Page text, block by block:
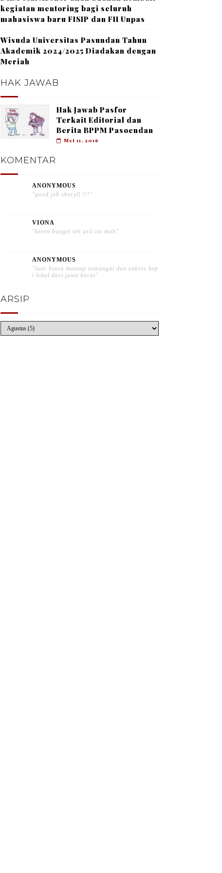
kegiatan mentoring bagi seluruh
mahasiswa baru FISIP dan FH Unpas
Wisuda Universitas Pasundan Tahun
Akademik 2024/2025 Diadakan dengan
Meriah
HAK JAWAB
Hak Jawab Pasfor
Terkait Editorial dan
Berita BPPM Pasoendan
Mei 11, 2016
KOMENTAR
ANONYMOUS
"good job sheryll !!!"
VIONA
"keren banget teh asli ini mah"
ANONYMOUS
"luar biasa mantap semangat dan sukses kop
i lokal dari jawa barat"
ARSIP